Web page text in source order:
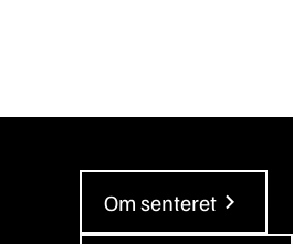
Om senteret